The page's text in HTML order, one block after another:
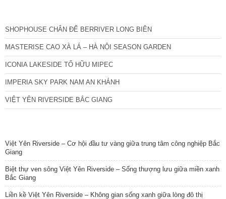
SHOPHOUSE CHÂN ĐẾ BERRIVER LONG BIÊN
MASTERISE CAO XÀ LÁ – HÀ NỘI SEASON GARDEN
ICONIA LAKESIDE TỐ HỮU MIPEC
IMPERIA SKY PARK NAM AN KHÁNH
VIỆT YÊN RIVERSIDE BẮC GIANG
Việt Yên Riverside – Cơ hội đầu tư vàng giữa trung tâm công nghiệp Bắc
Giang
Biệt thự ven sông Việt Yên Riverside – Sống thượng lưu giữa miền xanh
Bắc Giang
Liền kề Việt Yên Riverside – Không gian sống xanh giữa lòng đô thị